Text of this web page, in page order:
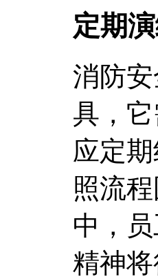
定期
消防
具，
应定
照流
中，
精神